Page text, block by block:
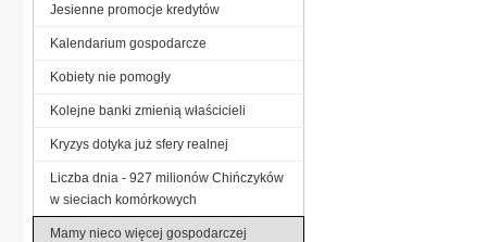
Jesienne promocje kredytów
Kalendarium gospodarcze
Kobiety nie pomogły
Kolejne banki zmienią właścicieli
Kryzys dotyka już sfery realnej
Liczba dnia - 927 milionów Chińczyków
w sieciach komórkowych
Mamy nieco więcej gospodarczej